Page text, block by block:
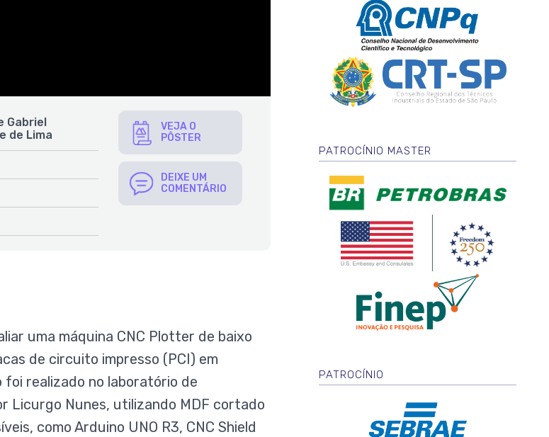
Gabriel
de Lima
VEJA O
PÔSTER
DEIXE UM
COMENTÁRIO
uma máquina CNC Plotter de baixo
de circuito impresso (PCI) em
realizado no laboratório de
Licurgo Nunes, utilizando MDF cortado
como Arduino UNO R3, CNC Shield
PATROCÍNIO MASTER
PATROCÍNIO